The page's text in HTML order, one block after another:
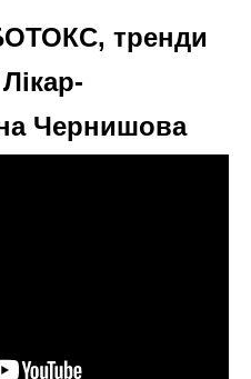
тренди
Чернишова